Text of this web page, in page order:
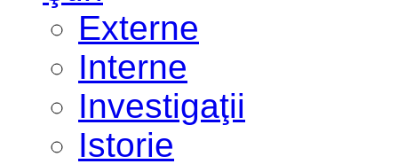
Externe
Interne
Investigaţii
Istorie